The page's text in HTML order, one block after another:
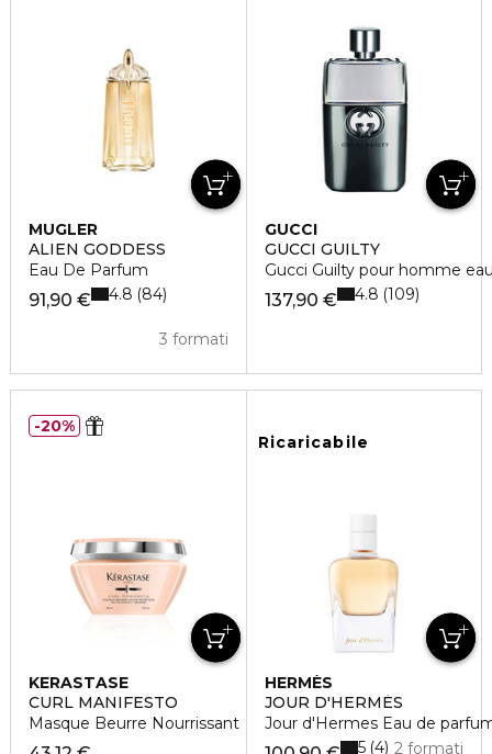
MUGLER
ALIEN GODDESS
Eau De Parfum
91,90 €
3 formati
4.8 84
GUCCI
GUCCI GUILTY
Gucci Guilty pour homme
137,90 € 4.8 109
KERASTASE
CURL MANIFESTO
Masque Beurre Nourrissant
20%
Ricaricabile
HERMÈS
JOUR D'HERMÈS
Jour d'Hermes Eau de
2 formati
5 4